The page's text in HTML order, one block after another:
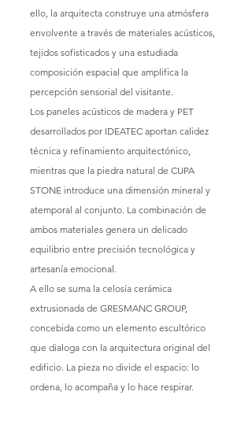
ello, la arquitecta construye una atmósfera
envolvente a través de materiales acústicos,
tejidos sofisticados y una estudiada
composición espacial que amplifica la
percepción sensorial del visitante.
Los paneles acústicos de madera y PET
desarrollados por IDEATEC aportan calidez
técnica y refinamiento arquitectónico,
mientras que la piedra natural de CUPA
STONE introduce una dimensión mineral y
atemporal al conjunto. La combinación de
ambos materiales genera un delicado
equilibrio entre precisión tecnológica y
artesanía emocional.
A ello se suma la celosía cerámica
extrusionada de GRESMANC GROUP,
concebida como un elemento escultórico
que dialoga con la arquitectura original del
edificio. La pieza no divide el espacio: lo
ordena, lo acompaña y lo hace respirar.